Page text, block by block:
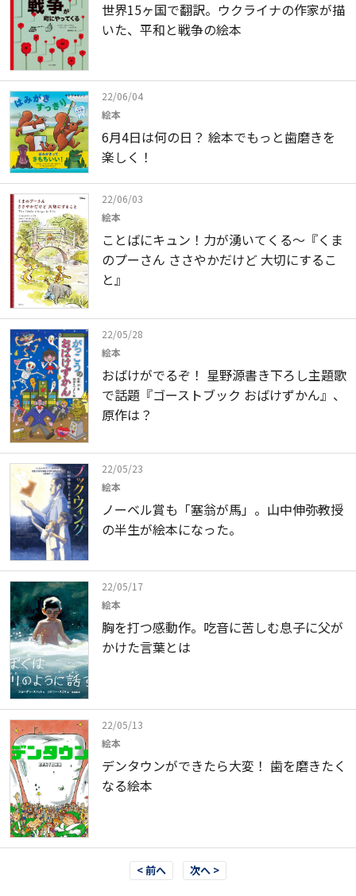
世界15ヶ国で翻訳。ウクライナの作家が描
いた、平和と戦争の絵本
22/06/04
絵本
6月4日は何の日？ 絵本でもっと歯磨きを
楽しく！
22/06/03
絵本
ことばにキュン！力が湧いてくる～『くま
のプーさん ささやかだけど 大切にするこ
と』
22/05/28
絵本
おばけがでるぞ！ 星野源書き下ろし主題歌
で話題『ゴーストブック おばけずかん』、
原作は？
22/05/23
絵本
ノーベル賞も「塞翁が馬」。山中伸弥教授
の半生が絵本になった。
22/05/17
絵本
胸を打つ感動作。吃音に苦しむ息子に父が
かけた言葉とは
22/05/13
絵本
デンタウンができたら大変！ 歯を磨きたく
なる絵本
< 前へ 次へ >